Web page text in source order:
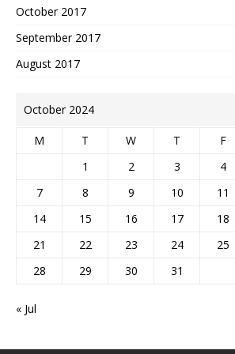
October 2017
September 2017
August 2017
October 2024
M T W T F
1
2 3 4
7
8 9 10 11
14
15 16 17 18
21
22 23 24 25
28
29 30 31
« Jul